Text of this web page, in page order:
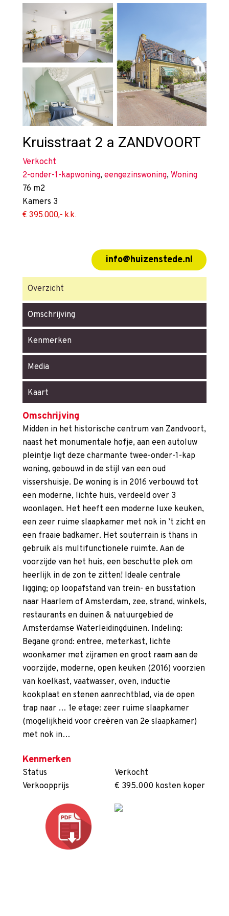
Kruisstraat 2 a ZANDVOORT
Verkocht
2-onder-1-kapwoning, eengezinswoning, Woning
76 m2
Kamers 3
€ 395.000,- k.k.
info@huizenstede.nl
Overzicht
Omschrijving
Kenmerken
Media
Kaart
Omschrijving
Midden in het historische centrum van Zandvoort,
naast het monumentale hofje, aan een autoluw
pleintje ligt deze charmante twee-onder-1-kap
woning, gebouwd in de stijl van een oud
vissershuisje. De woning is in 2016 verbouwd tot
een moderne, lichte huis, verdeeld over 3
woonlagen. Het heeft een moderne luxe keuken,
een zeer ruime slaapkamer met nok in ’t zicht en
een fraaie badkamer. Het souterrain is thans in
gebruik als multifunctionele ruimte. Aan de
voorzijde van het huis, een beschutte plek om
heerlijk in de zon te zitten! Ideale centrale
ligging; op loopafstand van trein- en busstation
naar Haarlem of Amsterdam, zee, strand, winkels,
restaurants en duinen & natuurgebied de
Amsterdamse Waterleidingduinen. Indeling:
Begane grond: entree, meterkast, lichte
woonkamer met zijramen en groot raam aan de
voorzijde, moderne, open keuken (2016) voorzien
van koelkast, vaatwasser, oven, inductie
kookplaat en stenen aanrechtblad, via de open
trap naar … 1e etage: zeer ruime slaapkamer
(mogelijkheid voor creëren van 2e slaapkamer)
met nok in…
Kenmerken
Status
Verkocht
Verkoopprijs
€ 395.000 kosten koper